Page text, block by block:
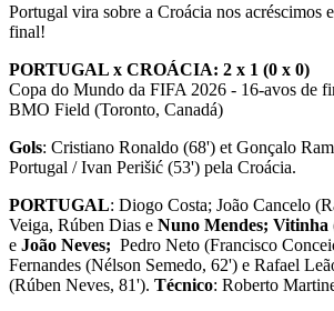
Portugal vira sobre a Croácia nos acréscimos
final!
PORTUGAL x CROÁCIA: 2 x 1 (0 x 0)
Copa do Mundo da FIFA 2026 - 16-avos de
BMO Field (Toronto, Canadá)
Gols: Cristiano Ronaldo (68') et Gonçalo
Portugal / Ivan Perišić (53') pela Croácia.
PORTUGAL: Diogo Costa; João Cancelo
Veiga, Rúben Dias e Nuno Mendes; Vitinha
e João Neves; Pedro Neto (Francisco
Fernandes (Nélson Semedo, 62') e Rafael
(Rúben Neves, 81'). Técnico: Roberto